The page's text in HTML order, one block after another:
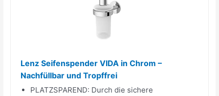
Lenz Seifenspender VIDA in Chrom –
Nachfüllbar und Tropffrei
PLATZSPAREND: Durch die sichere